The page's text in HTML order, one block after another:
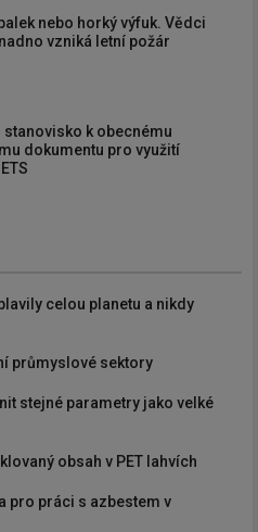
nebo horký výfuk. Vědci
vzniká letní požár
stanovisko k obecnému
dokumentu pro využití
celou planetu a nikdy
průmyslové sektory
stejné parametry jako velké
obsah v PET lahvích
pro práci s azbestem v